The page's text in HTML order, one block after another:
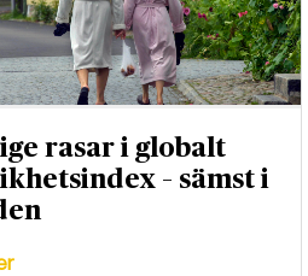
rasar i globalt
– sämst i